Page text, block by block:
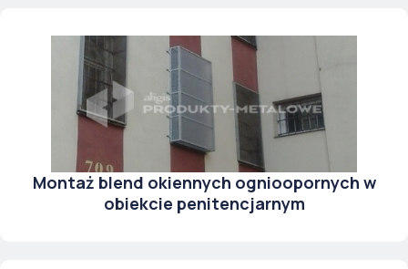
Montaż blend okiennych ognioopornych w
obiekcie penitencjarnym